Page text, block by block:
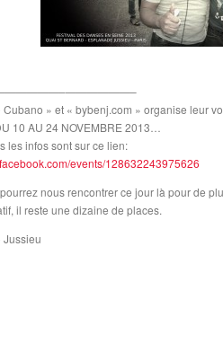
——————–
Cubano » et « bybenj.com » organise leur
10 AU 24 NOVEMBRE 2013…
les infos sont sur ce lien:
events/128632243975626
nous rencontrer ce jour là pour de
il reste une dizaine de places.
Jussieu